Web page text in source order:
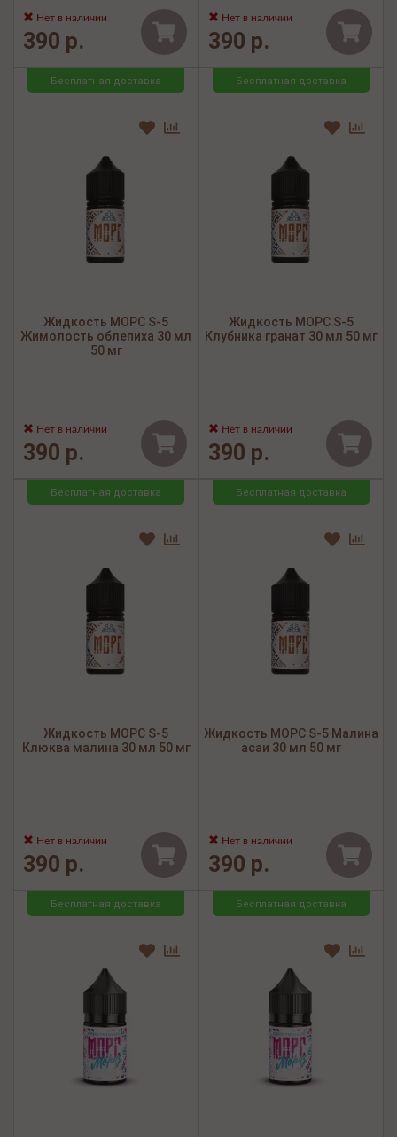
Нет в наличии
390 р.
Нет в наличии
390 р.
Бесплатная доставка
Жидкость МОРС S-5
Жимолость облепиха 30 мл
50 мг
Нет в наличии
390 р.
Бесплатная доставка
Жидкость МОРС S-5
Клубника гранат 30 мл 50 мг
Нет в наличии
390 р.
Бесплатная доставка
Жидкость МОРС S-5
Клюква малина 30 мл 50 мг
Нет в наличии
390 р.
Бесплатная доставка
Жидкость МОРС S-5 Малина
асаи 30 мл 50 мг
Нет в наличии
390 р.
Бесплатная доставка Бесплатная доставка